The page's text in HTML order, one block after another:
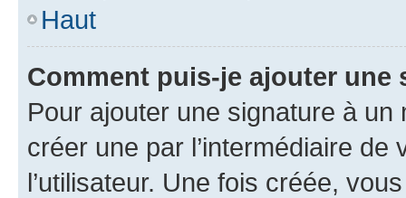
Haut
Comment puis-je ajouter une
Pour ajouter une signature à un
créer une par l’intermédiaire
l’utilisateur. Une fois créée,